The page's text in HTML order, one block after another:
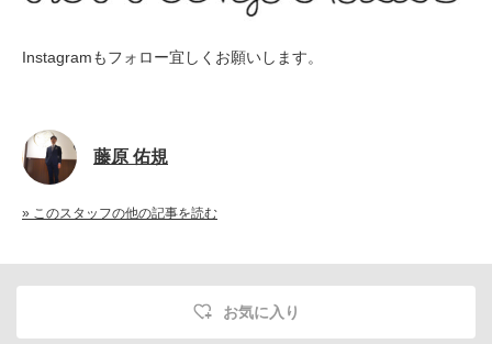
Instagramもフォロー宜しくお願いします。
藤原 佑規
» このスタッフの他の記事を読む
お気に入り